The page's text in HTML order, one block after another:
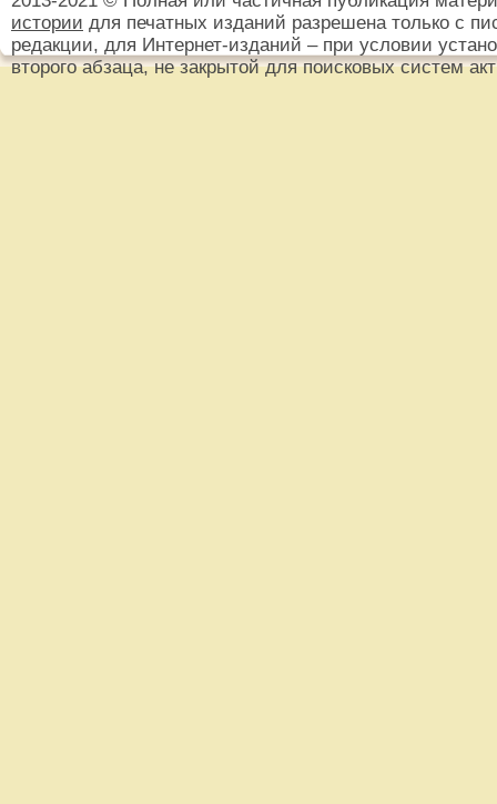
истории для печатных изданий разрешена только с
редакции, для Интернет-изданий – при условии
второго абзаца, не закрытой для поисковых систем